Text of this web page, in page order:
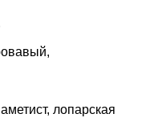
лопарская